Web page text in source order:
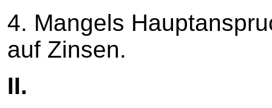
4. Mangels
auf Zinsen.
II.